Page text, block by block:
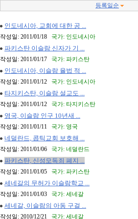
등록일순
인도네시아, 교회에 대한 공 ...
작성일: 2011/01/18 국가: 인도네시아
파키스탄 이슬람 신자가 기 ...
작성일: 2011/01/17 국가: 파키스탄
인도네시아, 이슬람 율법 적 ...
작성일: 2011/01/12 국가: 인도네시아
타지키스탄, 이슬람 설교도 ...
작성일: 2011/01/12 국가: 타지키스탄
영국, 이슬람 인구 10년새 ...
작성일: 2011/01/11 국가: 영국
네덜란드, 콥틱교회 보호해 ...
작성일: 2011/01/06 국가: 네덜란드
파키스탄, 신성모독죄 폐지 ...
작성일: 2011/01/05 국가: 파키스탄
세네갈의 무허가 이슬람학교 ...
작성일: 2011/01/03 국가: 세네갈
세네갈, 이슬람의 아동 구걸 ...
작성일: 2010/12/21 국가: 세네갈